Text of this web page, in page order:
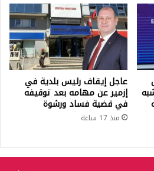
عاجل إيقاف رئيس بلدية في
إزمير عن مهامه بعد توقيفه
في قضية فساد ورشوة
منذ 17 ساعة